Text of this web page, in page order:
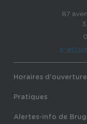
87
e-
Horaires d'ouverture
Pratiques
Alertes-info de